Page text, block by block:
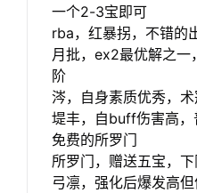
一个2-3宝即可
rba，红暴拐，不错的
月批，ex2最优解之一
阶
涔，自身素质优秀，
堤丰，自buff伤害高
免费的所罗门
所罗门，赠送五宝，
弓凛，强化后爆发高